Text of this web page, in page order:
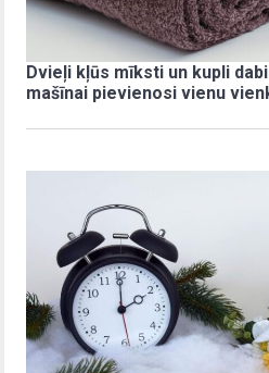
Dvieļi kļūs mīksti un kupli
mašīnai pievienosi vienu